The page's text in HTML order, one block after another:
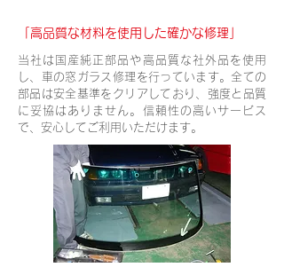
「高品質な材料を使用した確かな修理」
当社は国産純正部品や高品質な社外品を使用
し、車の窓ガラス修理を行っています。全ての
部品は安全基準をクリアしており、強度と品質
に妥協はありません。信頼性の高いサービス
で、安心してご利用いただけます。